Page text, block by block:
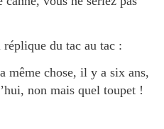
du tac au tac :
même chose, il y a six ans,
non mais quel toupet !